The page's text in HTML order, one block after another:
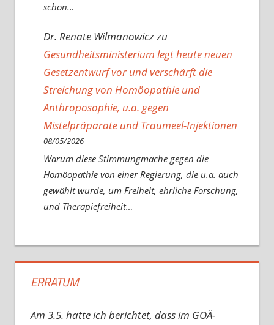
schon…
Dr. Renate Wilmanowiczzu
Gesundheitsministerium legt heute neuen
Gesetzentwurf vor und verschärft die
Streichung von Homöopathie und
Anthroposophie, u.a. gegen
Mistelpräparate und Traumeel-Injektionen
08/05/2026
Warum diese Stimmungmache gegen die
Homöopathie von einer Regierung, die u.a. auch
gewählt wurde, um Freiheit, ehrliche Forschung,
und Therapiefreiheit…
ERRATUM
Am 3.5. hatte ich berichtet, dass im GOÄ-